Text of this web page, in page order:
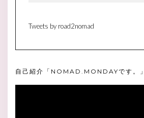
Tweets by road2nomad
自己紹介「NOMAD.MONDAYです。」